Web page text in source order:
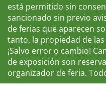
está permitido sin
sancionado sin previo
de ferias que aparecen
tanto, la propiedad de
¡Salvo error o cambio!
de exposición son
organizador de feria.